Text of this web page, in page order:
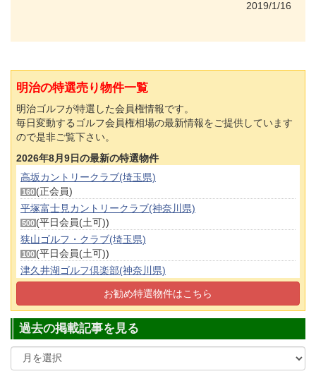
2019/1/16
明治の特選売り物件一覧
明治ゴルフが特選した会員権情報です。
毎日変動するゴルフ会員権相場の最新情報をご提供しています
ので是非ご覧下さい。
2026年8月9日の最新の特選物件
高坂カントリークラブ(埼玉県)
160 (正会員)
平塚富士見カントリークラブ(神奈川県)
500 (平日会員(土可))
狭山ゴルフ・クラブ(埼玉県)
100 (平日会員(土可))
津久井湖ゴルフ倶楽部(神奈川県)
(正会員)
東松山カントリークラブ(埼玉県)
お勧め特選物件はこちら
過去の掲載記事を見る